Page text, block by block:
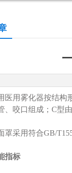
医用雾化器按结构
、咬口组成；C型
罩采用符合GB/
指标